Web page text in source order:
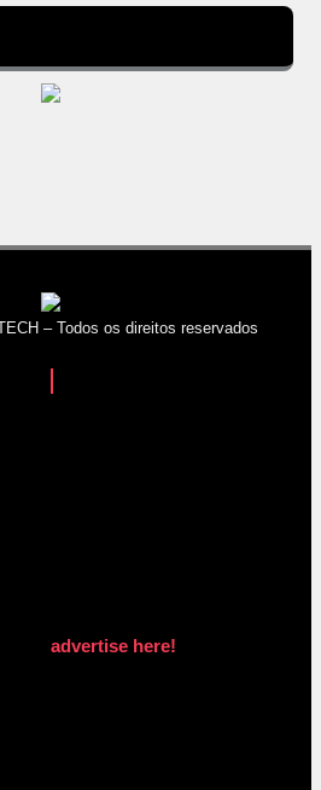
– Todos os direitos reservados
advertise here!